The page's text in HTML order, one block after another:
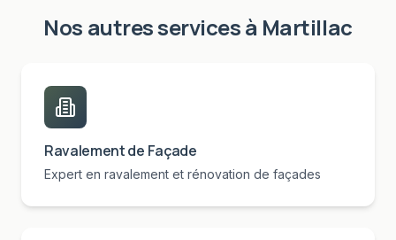
Nos autres services à Martillac
Ravalement de Façade
Expert en ravalement et rénovation de façades